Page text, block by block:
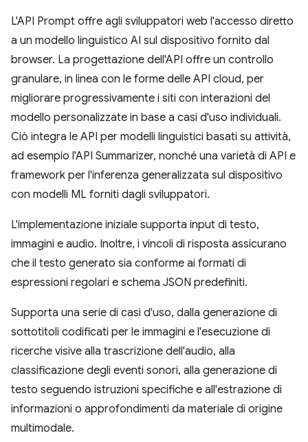
L'API Prompt offre agli sviluppatori web l'accesso diretto
a un modello linguistico AI sul dispositivo fornito dal
browser. La progettazione dell'API offre un controllo
granulare, in linea con le forme delle API cloud, per
migliorare progressivamente i siti con interazioni del
modello personalizzate in base a casi d'uso individuali.
Ciò integra le API per modelli linguistici basati su attività,
ad esempio l'API Summarizer, nonché una varietà di API e
framework per l'inferenza generalizzata sul dispositivo
con modelli ML forniti dagli sviluppatori.
L'implementazione iniziale supporta input di testo,
immagini e audio. Inoltre, i vincoli di risposta assicurano
che il testo generato sia conforme ai formati di
espressioni regolari e schema JSON predefiniti.
Supporta una serie di casi d'uso, dalla generazione di
sottotitoli codificati per le immagini e l'esecuzione di
ricerche visive alla trascrizione dell'audio, alla
classificazione degli eventi sonori, alla generazione di
testo seguendo istruzioni specifiche e all'estrazione di
informazioni o approfondimenti da materiale di origine
multimodale.